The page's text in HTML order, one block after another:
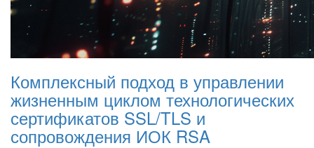
Комплексный подход в управлении
жизненным циклом технологических
сертификатов SSL/TLS и
сопровождения ИОК RSA